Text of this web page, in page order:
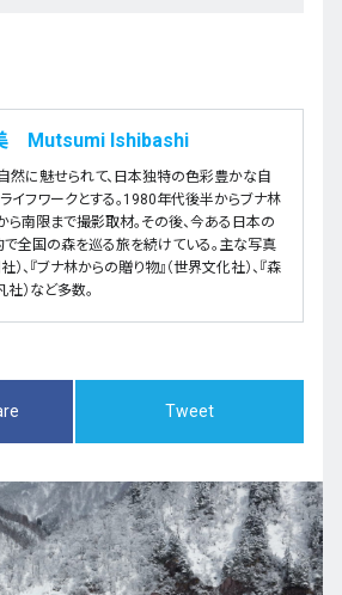
Mutsumi Ishibashi
然に魅せられて、日本独特の色彩豊かな自
イフワークとする。1980年代後半からブナ林
ら南限まで撮影取材。その後、今ある日本の
全国の森を巡る旅を続けている。主な写真
）、『ブナ林からの贈り物』（世界文化社）、『森
社）など多数。
Tweet